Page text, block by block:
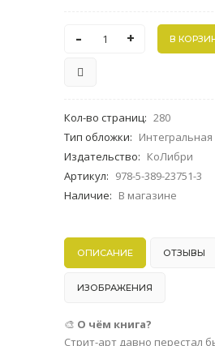
- +
Кол-во страниц: 280
Тип обложки: Интегральная
Издательство: КоЛибри
Артикул: 978-5-389-23751-3
Наличие: В магазине
ОПИСАНИЕ ОТЗЫВЫ
ИЗОБРАЖЕНИЯ
🎨 О чём книга?
Стрит-арт давно перестал